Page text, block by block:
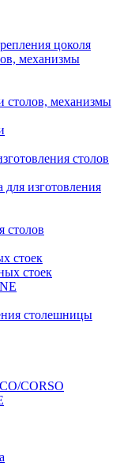
цоколя
механизмы
столов, механизмы
столов
изготовления
столов
стоек
стоек
столешницы
CORSO